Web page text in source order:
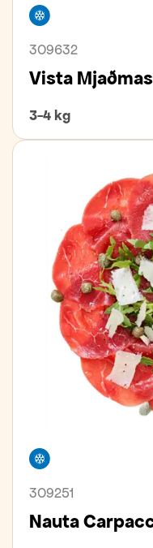
309632
Vista
3-4 kg
309251
Nauta